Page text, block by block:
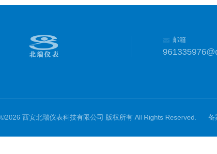
邮箱
©2026 西安北瑞仪表科技有限公司 版权所有 All Rights Reserved. 备